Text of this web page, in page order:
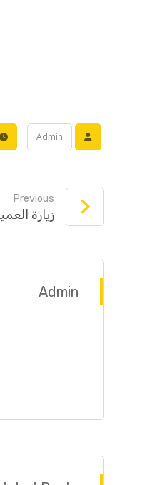
Admin
Previous
زيارة
Admin